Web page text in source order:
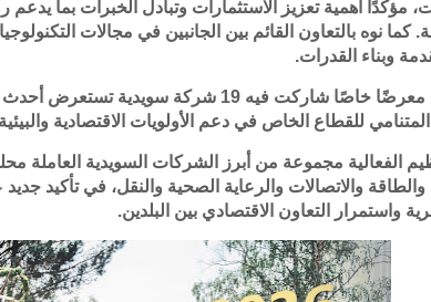
كما نوه بالتعاون القائم بين الجانبين في مجالات
وبناء القدرات.
وتضمن الاحتفال معرضًا خاصًا شاركت فيه 19 شركة
للقطاع الخاص في دعم الأولويات الاقتصادية
الفعالية مجموعة من أبرز الشركات السويدية العاملة
والاتصالات والرعاية الصحية والنقل، في تأكيد
واستمرار التعاون الاقتصادي بين البلدين.